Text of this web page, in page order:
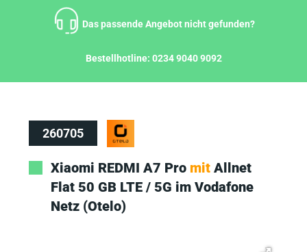
Das passende Angebot nicht gefunden?
Bestellhotline: 0234 9040 9092
260705
Xiaomi REDMI A7 Pro mitAllnet
Flat 50 GB LTE / 5G im Vodafone
Netz (Otelo)